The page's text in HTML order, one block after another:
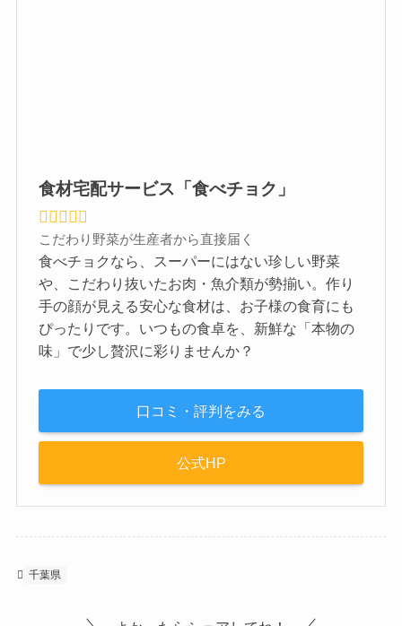
食材宅配サービス「食べチョク」
こだわり野菜が生産者から直接届く
食べチョクなら、スーパーにはない珍しい野菜
や、こだわり抜いたお肉・魚介類が勢揃い。作り
手の顔が見える安心な食材は、お子様の食育にも
ぴったりです。いつもの食卓を、新鮮な「本物の
味」で少し贅沢に彩りませんか？
口コミ・評判をみる
公式HP
千葉県